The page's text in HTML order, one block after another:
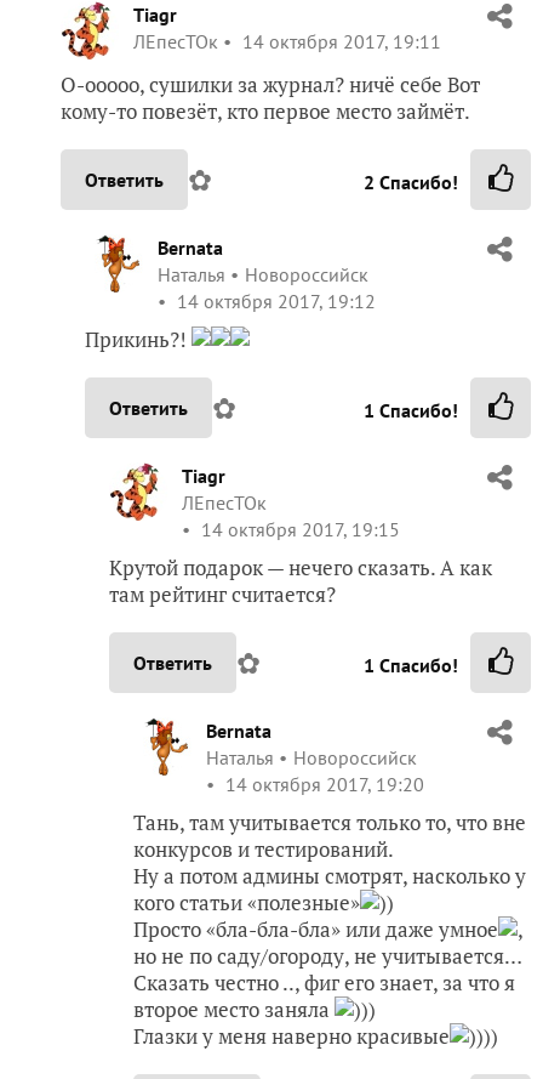
Tiagr
ЛЕпесТОк
14 октября 2017, 19:11
О-ооооо, сушилки за журнал? ничё себе Вот
кому-то повезёт, кто первое место займёт.
Ответить ✿ 2 Спасибо!
Bernata
Наталья
Новороссийск
14 октября 2017, 19:12
Прикинь?!
Ответить ✿ 1 Спасибо!
Tiagr
ЛЕпесТОк
14 октября 2017, 19:15
Крутой подарок — нечего сказать. А как
там рейтинг считается?
Ответить ✿ 1 Спасибо!
Bernata
Наталья
Новороссийск
14 октября 2017, 19:20
Тань, там учитывается только то, что вне
конкурсов и тестирований.
Ну а потом админы смотрят, насколько у
кого статьи «полезные»
))
Просто «бла-бла-бла» или даже умное
,
но не по саду/огороду, не учитывается…
Сказать честно .., фиг его знает, за что я
второе место заняла
)))
Глазки у меня наверно красивые
))))